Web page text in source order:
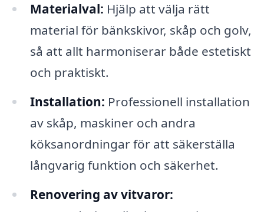
Materialval: Hjälp att välja rätt
material för bänkskivor, skåp och golv,
så att allt harmoniserar både estetiskt
och praktiskt.
Installation: Professionell installation
av skåp, maskiner och andra
köksanordningar för att säkerställa
långvarig funktion och säkerhet.
Renovering av vitvaror: